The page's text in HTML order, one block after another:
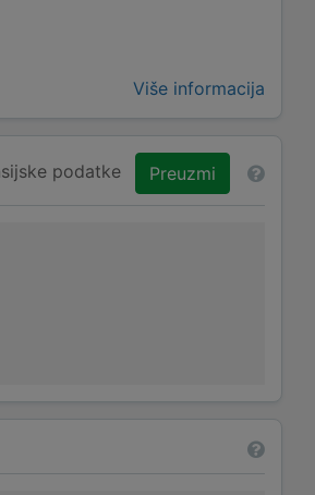
Više informacija
podatke Preuzmi